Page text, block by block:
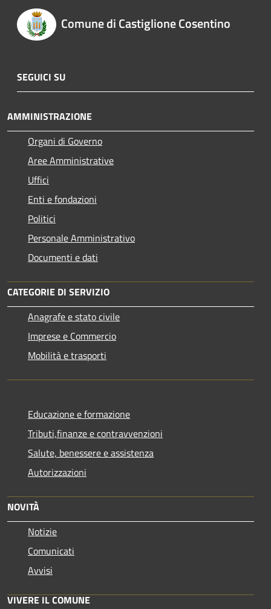
Comune di Castiglione Cosentino
SEGUICI SU
AMMINISTRAZIONE
Organi di Governo
Aree Amministrative
Uffici
Enti e fondazioni
Politici
Personale Amministrativo
Documenti e dati
CATEGORIE DI SERVIZIO
Anagrafe e stato civile
Imprese e Commercio
Mobilità e trasporti
Educazione e formazione
Tributi,finanze e contravvenzioni
Salute, benessere e assistenza
Autorizzazioni
NOVITÀ
Notizie
Comunicati
Avvisi
VIVERE IL COMUNE